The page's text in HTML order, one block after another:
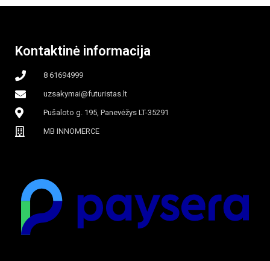
apšvietimas
Kontaktinė informacija
8 61694999
uzsakymai@futuristas.lt
Pušaloto g. 195, Panevėžys LT-35291
MB INNOMERCE